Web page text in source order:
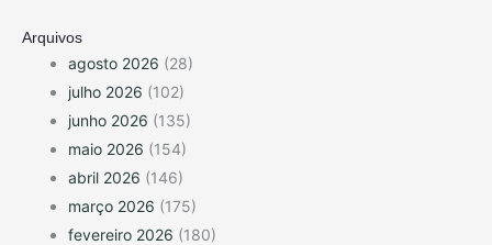
Arquivos
agosto 2026 (28)
julho 2026 (102)
junho 2026 (135)
maio 2026 (154)
abril 2026 (146)
março 2026 (175)
fevereiro 2026 (180)